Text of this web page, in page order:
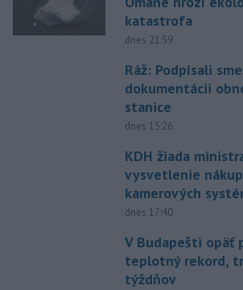
katastrofa
dnes 21:59
Ráž: Podpísali
dokumentácii
stanice
dnes 15:26
KDH žiada
vysvetlenie
kamerových
dnes 17:40
V Budapešti opäť
teplotný rekord,
týždňov